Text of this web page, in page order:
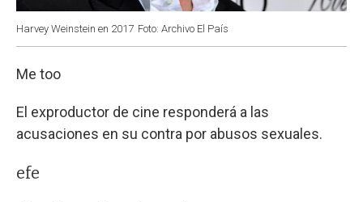
Harvey Weinstein en 2017 Foto: Archivo El País
Me too
El exproductor de cine responderá a las
acusaciones en su contra por abusos sexuales.
efe